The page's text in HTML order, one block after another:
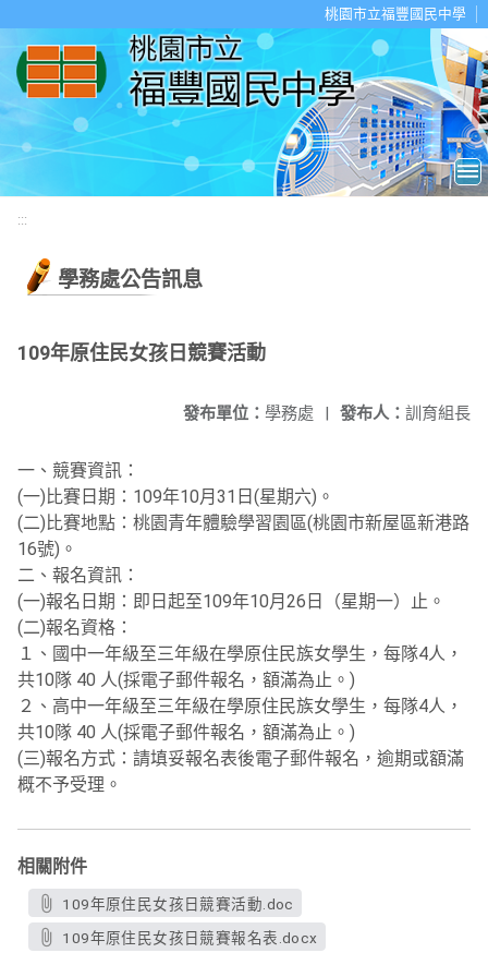
桃園市立福豐國民中學
:::
學務處公告訊息
109年原住民女孩日競賽活動
發布人： 訓育組長
發布單位： 學務處 |
一、競賽資訊：
(一)比賽日期：109年10月31日(星期六)。
(二)比賽地點：桃園青年體驗學習園區(桃園市新屋區新港路
16號)。
二、報名資訊：
(一)報名日期：即日起至109年10月26日（星期一）止。
(二)報名資格：
１、國中一年級至三年級在學原住民族女學生，每隊4人，
共10隊 40 人(採電子郵件報名，額滿為止。)
２、高中一年級至三年級在學原住民族女學生，每隊4人，
共10隊 40 人(採電子郵件報名，額滿為止。)
(三)報名方式：請填妥報名表後電子郵件報名，逾期或額滿
概不予受理。
相關附件
109年原住民女孩日競賽活動.doc
109年原住民女孩日競賽報名表.docx